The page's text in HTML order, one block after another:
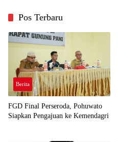
Pos Terbaru
Berita
FGD Final Perseroda, Pohuwato
Siapkan Pengajuan ke Kemendagri